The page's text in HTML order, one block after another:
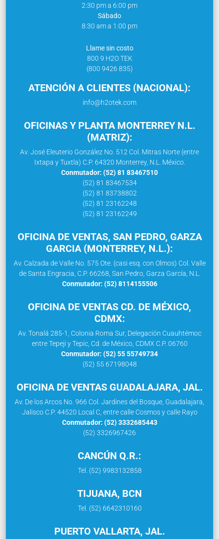
2:30 pm a 6:00 pm
Sábado
8:30 am a 1:00 pm
Llame sin costo
800 9 H2O TEK
(800 9426 835)
ATENCIÓN A CLIENTES (NACIONAL):
info@h2otek.com
OFICINAS Y PLANTA MONTERREY N.L.
(MATRIZ):
Av. José Eleuterio González No. 512 Col. Mitras Norte (entre
Ixtapa y Tuxtla) C.P. 64320 Monterrey, N.L. México.
Conmutador: (52) 81 83467510
(52) 81 83467534
(52) 81 83738802
(52) 81 23162248
(52) 81 23162249
OFICINA DE VENTAS, SAN PEDRO, GARZA
GARCIA (MONTERREY, N.L.):
Av. Calzada de Valle No. 575 Ote. (casi esq. con Olmos) Col. Valle
de Santa Engracia, C.P. 66268, San Pedro, Garza García, N.L.
Conmutador: (52) 8114155506
OFICINA DE VENTAS CD. DE MÉXICO,
CDMX:
Av. Tonalá 285-1, Colonia Roma Sur, Delegación Cuauhtémoc
entre Tepeji y Tepic, Cd. de México, CDMX C.P. 06760
Conmutador: (52) 55 55749734
(52) 55 67198048
OFICINA DE VENTAS GUADALAJARA, JAL.
Av. De los Arcos No. 966 Col. Jardines del Bosque, Guadalajara,
Jalisco C.P. 44520 Local C, entre calle Cosmos y calle Rayo
Conmutador: (52) 3332685443
(52) 3326967426
CANCÚN Q.R.:
Tel. (52) 9983132858
TIJUANA, BCN
Tel. (52) 6642310160
PUERTO VALLARTA, JAL.